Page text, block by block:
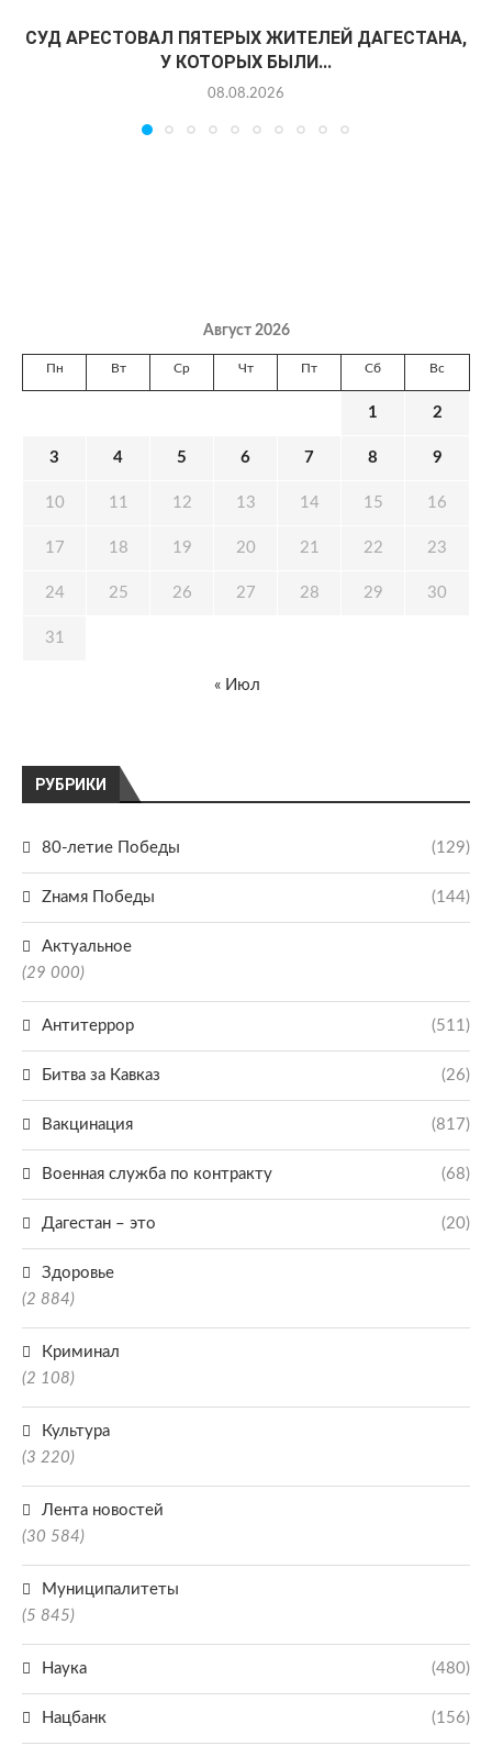
СУД АРЕСТОВАЛ ПЯТЕРЫХ ЖИТЕЛЕЙ ДАГЕСТАНА,
У КОТОРЫХ БЫЛИ...
08.08.2026
РУБРИКИ
80-летие Победы (129)
Zнамя Победы (144)
Актуальное
(29 000)
Антитеррор (511)
Битва за Кавказ (26)
Вакцинация (817)
Военная служба по контракту (68)
Дагестан – это (20)
Здоровье
(2 884)
Криминал
(2 108)
Культура
(3 220)
Лента новостей
(30 584)
Муниципалитеты
(5 845)
Наука (480)
Нацбанк (156)
Август 2026
Пн Вт Ср Чт Пт Сб Вс
1 2
3 4 5 6 7 8 9
10 11 12 13 14 15 16
17 18 19 20 21 22 23
24 25 26 27 28 29 30
31
« Июл